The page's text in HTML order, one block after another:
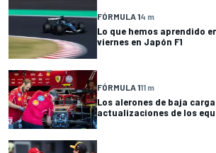
FÓRMULA 14 m
Lo que hemos aprendido
viernes en Japón F1
FÓRMULA 111 m
Los alerones de baja
actualizaciones de los